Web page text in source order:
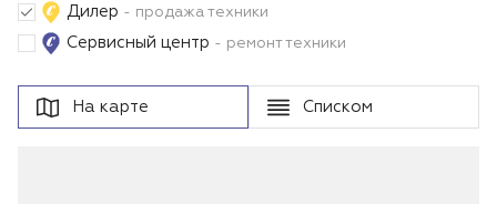
Дилер - продажа техники
Сервисный центр - ремонт техники
На карте Списком